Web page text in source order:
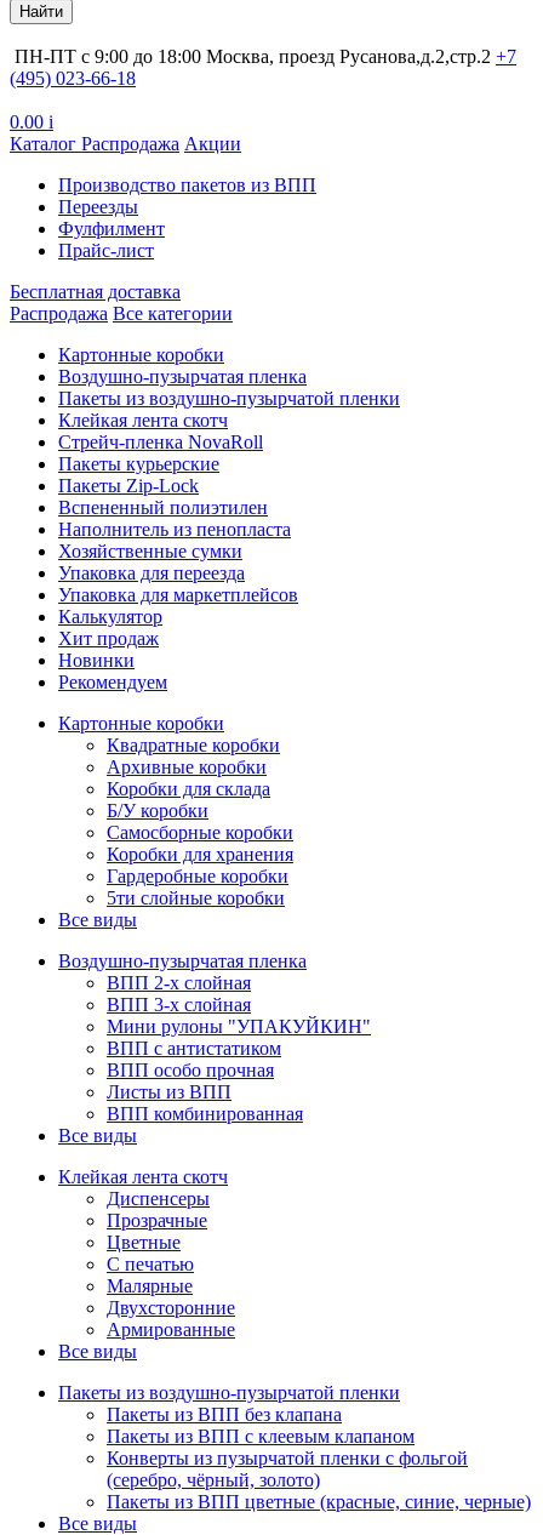
ПН-ПТ с 9:00 до 18:00 Москва, проезд Русанова,д.2,стр.2 +7
(495) 023-66-18
0.00 i
Каталог Распродажа Акции
Производство пакетов из ВПП
Переезды
Фулфилмент
Прайс-лист
Бесплатная доставка
Распродажа Все категории
Картонные коробки
Воздушно-пузырчатая пленка
Пакеты из воздушно-пузырчатой пленки
Клейкая лента скотч
Стрейч-пленка NovaRoll
Пакеты курьерские
Пакеты Zip-Lock
Вспененный полиэтилен
Наполнитель из пенопласта
Хозяйственные сумки
Упаковка для переезда
Упаковка для маркетплейсов
Калькулятор
Хит продаж
Новинки
Рекомендуем
Картонные коробки
Квадратные коробки
Архивные коробки
Коробки для склада
Б/У коробки
Самосборные коробки
Коробки для хранения
Гардеробные коробки
5ти слойные коробки
Все виды
Воздушно-пузырчатая пленка
ВПП 2-х слойная
ВПП 3-х слойная
Мини рулоны "УПАКУЙКИН"
ВПП с антистатиком
ВПП особо прочная
Листы из ВПП
ВПП комбинированная
Все виды
Клейкая лента скотч
Диспенсеры
Прозрачные
Цветные
С печатью
Малярные
Двухсторонние
Армированные
Все виды
Пакеты из воздушно-пузырчатой пленки
Пакеты из ВПП без клапана
Пакеты из ВПП с клеевым клапаном
Конверты из пузырчатой пленки с фольгой
(серебро, чёрный, золото)
Пакеты из ВПП цветные (красные, синие, черные)
Все виды